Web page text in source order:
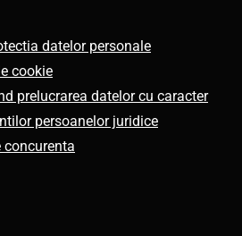
datelor personale
cookie
prelucrarea datelor cu caracter
persoanelor juridice